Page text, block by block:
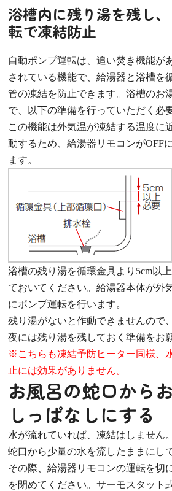
浴槽内に残り湯を残し
転で凍結防止
自動ポンプ運転は、追い焚き機能が
されている機能で、給湯器と浴槽を
管の凍結を防止できます。浴槽のお
で、以下の準備を行っていただく必
この機能は外気温が凍結する温度に
動するため、給湯器リモコンがOFF
ます。
浴槽の残り湯を循環金具より5cm以
ておいてください。給湯器本体が外
にポンプ運転を行います。
残り湯がないと作動できませんので
夜には残り湯を残しておく準備をお
※こちらも凍結予防ヒーター同様、
止には効果がありません。
お風呂の蛇口から
しっぱなしにする
水が流れていれば、凍結はしません
蛇口から少量の水を流したままにし
その際、給湯器リモコンの運転を切
を閉めてください。サーモスタット